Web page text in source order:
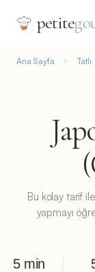
petite
Ana Sayfa Tatlı
Bu kolay tarif
yapmayı
5 min